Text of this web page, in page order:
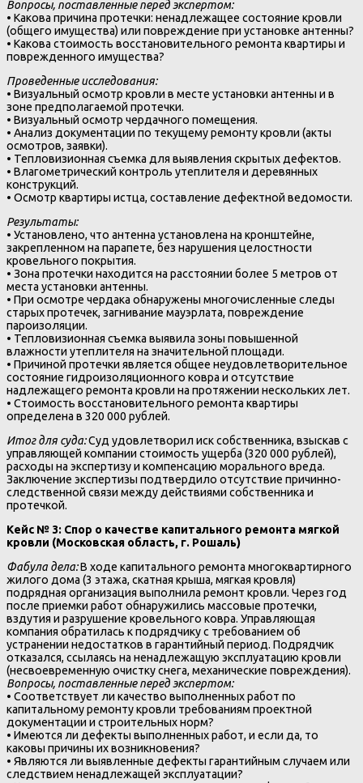
Вопросы, поставленные перед экспертом:
• Какова причина протечки: ненадлежащее состояние кровли
(общего имущества) или повреждение при установке антенны?
• Какова стоимость восстановительного ремонта квартиры и
поврежденного имущества?
Проведенные исследования:
• Визуальный осмотр кровли в месте установки антенны и в
зоне предполагаемой протечки.
• Визуальный осмотр чердачного помещения.
• Анализ документации по текущему ремонту кровли (акты
осмотров, заявки).
• Тепловизионная съемка для выявления скрытых дефектов.
• Влагометрический контроль утеплителя и деревянных
конструкций.
• Осмотр квартиры истца, составление дефектной ведомости.
Результаты:
• Установлено, что антенна установлена на кронштейне,
закрепленном на парапете, без нарушения целостности
кровельного покрытия.
• Зона протечки находится на расстоянии более 5 метров от
места установки антенны.
• При осмотре чердака обнаружены многочисленные следы
старых протечек, загнивание мауэрлата, повреждение
пароизоляции.
• Тепловизионная съемка выявила зоны повышенной
влажности утеплителя на значительной площади.
• Причиной протечки является общее неудовлетворительное
состояние гидроизоляционного ковра и отсутствие
надлежащего ремонта кровли на протяжении нескольких лет.
• Стоимость восстановительного ремонта квартиры
определена в 320 000 рублей.
Итог для суда:Суд удовлетворил иск собственника, взыскав с
управляющей компании стоимость ущерба (320 000 рублей),
расходы на экспертизу и компенсацию морального вреда.
Заключение экспертизы подтвердило отсутствие причинно-
следственной связи между действиями собственника и
протечкой.
Кейс № 3: Спор о качестве капитального ремонта мягкой
кровли (Московская область, г. Рошаль)
Фабула дела:В ходе капитального ремонта многоквартирного
жилого дома (3 этажа, скатная крыша, мягкая кровля)
подрядная организация выполнила ремонт кровли. Через год
после приемки работ обнаружились массовые протечки,
вздутия и разрушение кровельного ковра. Управляющая
компания обратилась к подрядчику с требованием об
устранении недостатков в гарантийный период. Подрядчик
отказался, ссылаясь на ненадлежащую эксплуатацию кровли
(несвоевременную очистку снега, механические повреждения).
Вопросы, поставленные перед экспертом:
• Соответствует ли качество выполненных работ по
капитальному ремонту кровли требованиям проектной
документации и строительных норм?
• Имеются ли дефекты выполненных работ, и если да, то
каковы причины их возникновения?
• Являются ли выявленные дефекты гарантийным случаем или
следствием ненадлежащей эксплуатации?